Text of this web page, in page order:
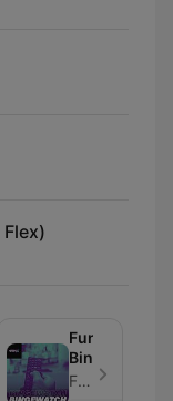
FunX
Bingewatch
FunX - Folge 193